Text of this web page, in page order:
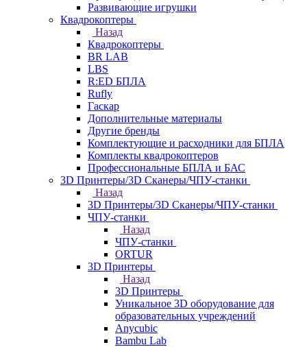
Развивающие игрушки
Квадрокоптеры
Назад
Квадрокоптеры
BR LAB
LBS
R:ED БПЛА
Rufly
Гаскар
Дополнительные материалы
Другие бренды
Комплектующие и расходники для БПЛА
Комплекты квадрокоптеров
Профессиональные БПЛА и БАС
3D Принтеры/3D Сканеры/ЧПУ-станки
Назад
3D Принтеры/3D Сканеры/ЧПУ-станки
ЧПУ-станки
Назад
ЧПУ-станки
ORTUR
3D Принтеры
Назад
3D Принтеры
Уникальное 3D оборудование для
образовательных учреждений
Anycubic
Bambu Lab